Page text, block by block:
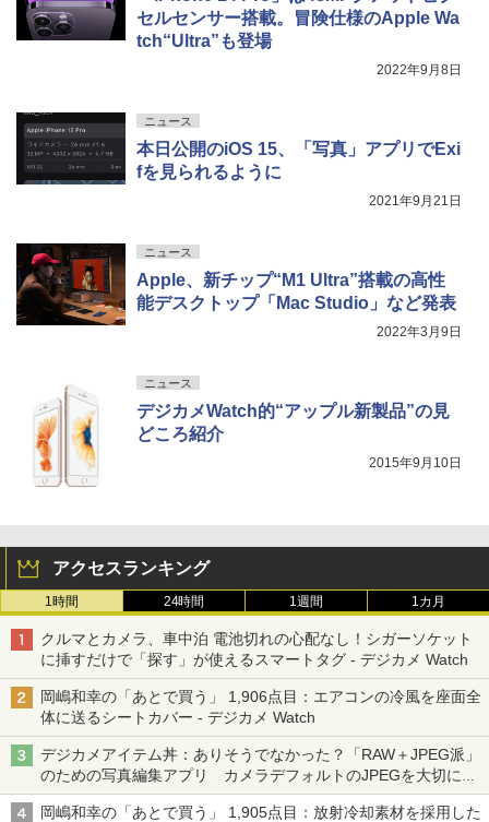
セルセンサー搭載。冒険仕様のApple Wa
tch“Ultra”も登場
2022年9月8日
ニュース
本日公開のiOS 15、「写真」アプリでExi
fを見られるように
2021年9月21日
ニュース
Apple、新チップ“M1 Ultra”搭載の高性
能デスクトップ「Mac Studio」など発表
2022年3月9日
ニュース
デジカメWatch的“アップル新製品”の見
どころ紹介
2015年9月10日
アクセスランキング
1時間 24時間 1週間 1カ月
クルマとカメラ、車中泊 電池切れの心配なし！シガーソケット
に挿すだけで「探す」が使えるスマートタグ - デジカメ Watch
岡嶋和幸の「あとで買う」 1,906点目：エアコンの冷風を座面全
体に送るシートカバー - デジカメ Watch
デジカメアイテム丼：ありそうでなかった？「RAW＋JPEG派」
のための写真編集アプリ カメラデフォルトのJPEGを大切にす
る「Filmator」
岡嶋和幸の「あとで買う」 1,905点目：放射冷却素材を採用した